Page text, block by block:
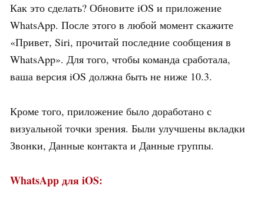
Как это сделать? Обновите iOS и приложение
WhatsApp. После этого в любой момент скажите
«Привет, Siri, прочитай последние сообщения в
WhatsApp». Для того, чтобы команда сработала,
ваша версия iOS должна быть не ниже 10.3.
Кроме того, приложение было доработано с
визуальной точки зрения. Были улучшены вкладки
Звонки, Данные контакта и Данные группы.
WhatsApp для iOS: